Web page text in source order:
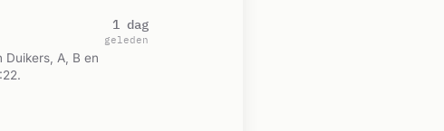
Duikers, A, B en
1 dag
geleden